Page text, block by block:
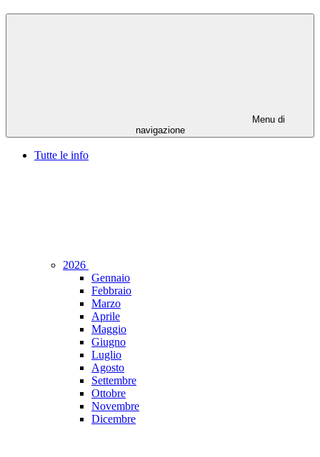
Menu di
navigazione
Tutte le info
2026
Gennaio
Febbraio
Marzo
Aprile
Maggio
Giugno
Luglio
Agosto
Settembre
Ottobre
Novembre
Dicembre